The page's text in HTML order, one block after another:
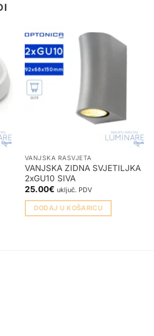
VANJSKA RASVJETA
VANJSKA ZIDNA SVJETILJKA
2xGU10 SIVA
25.00€ uključ. PDV
DODAJ U KOŠARICU